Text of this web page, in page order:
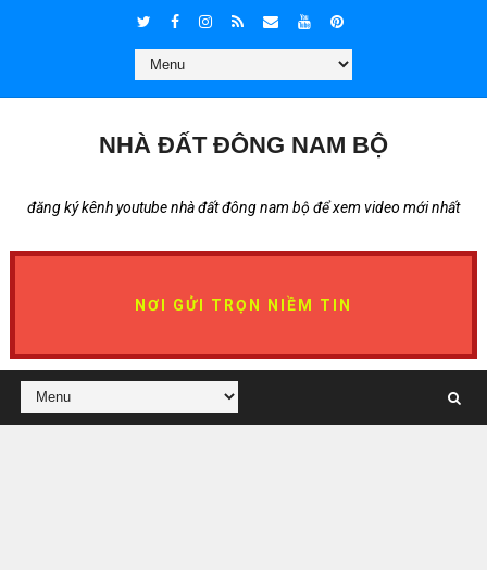
NHÀ ĐẤT ĐÔNG NAM BỘ
đăng ký kênh youtube nhà đất đông nam bộ để xem video mới nhất
NƠI GỬI TRỌN NIỀM TIN